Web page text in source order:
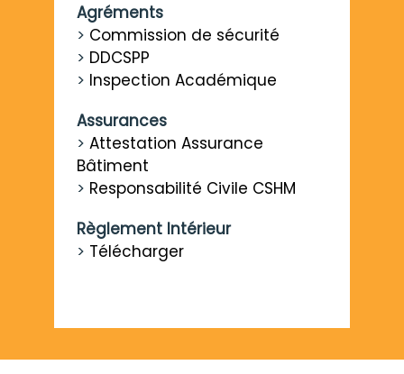
Agréments
> Commission de sécurité
> DDCSPP
> Inspection Académique
Assurances
> Attestation Assurance
Bâtiment
> Responsabilité Civile CSHM
Règlement Intérieur
> Télécharger